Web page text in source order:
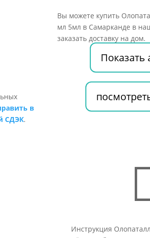
Вы можете купить
мл 5мл в Самарканде в
заказать доставку на дом.
Показать
в
СДЭК.
Инструкция